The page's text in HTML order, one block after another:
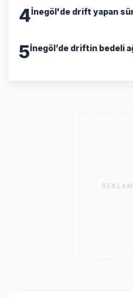
4İnegöl'de drift yapan
5İnegöl’de driftin bedeli